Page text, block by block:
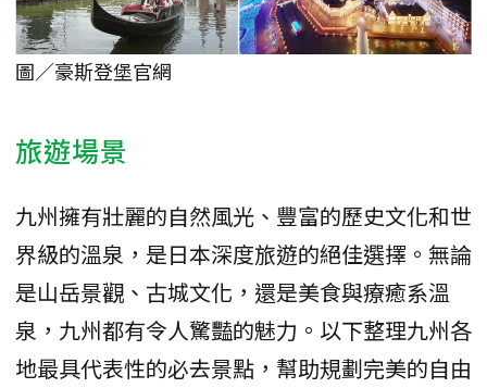
圖／豪斯登堡官網
旅遊場景
九州擁有壯麗的自然風光、豐富的歷史文化和世
界級的溫泉，是日本深度旅遊的絕佳選擇。無論
是山岳景觀、古城文化，還是美食與療癒系溫
泉，九州都有令人驚豔的魅力。以下整理九州各
地最具代表性的必去景點，幫助規劃完美的自由